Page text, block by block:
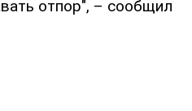
отпор", – сообщил